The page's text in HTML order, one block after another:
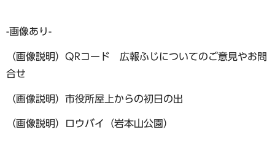
-画像あり-
（画像説明）QRコード 広報ふじについてのご意見やお問
合せ
（画像説明）市役所屋上からの初日の出
（画像説明）ロウバイ（岩本山公園）